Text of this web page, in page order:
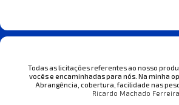
Todas as licitações referentes ao nosso
vocês e encaminhadas para nós. Na minha
Abrangência, cobertura, facilidade nas
Ricardo Machado Ferreira